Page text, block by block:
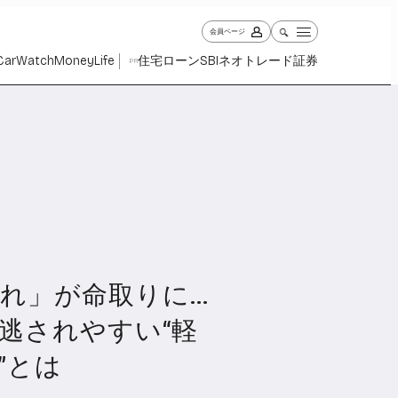
会員ページ
WatchMoneyLife PR住宅ローンSBIネオトレード証券
Money1260Life
れ」が命取りに…
されやすい“軽
とは